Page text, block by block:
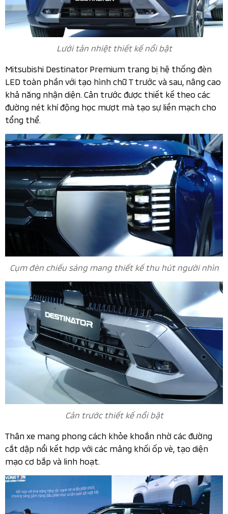
Lưới tản nhiệt thiết kế nổi bật
Mitsubishi Destinator Premium trang bị hệ thống đèn
LED toàn phần với tạo hình chữ T trước và sau, nâng cao
khả năng nhận diện. Cản trước được thiết kế theo các
đường nét khí động học mượt mà tạo sự liền mạch cho
tổng thể.
Cụm đèn chiếu sáng mang thiết kế thu hút người nhìn
Cản trước thiết kế nổi bật
Thân xe mang phong cách khỏe khoắn nhờ các đường
cắt dập nổi kết hợp với các mảng khối ốp vè, tạo diện
mạo cơ bắp và linh hoạt.